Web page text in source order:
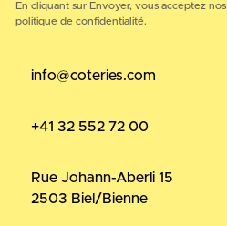
En cliquant sur Envoyer, vous acceptez nos
politique de confidentialité.
info@coteries.com
+41 32 552 72 00
Rue Johann-Aberli 15
2503 Biel/Bienne